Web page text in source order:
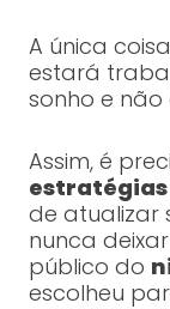
A única
estará
sonho e
Assim, é
de atualizar
nunca
público do
escolheu